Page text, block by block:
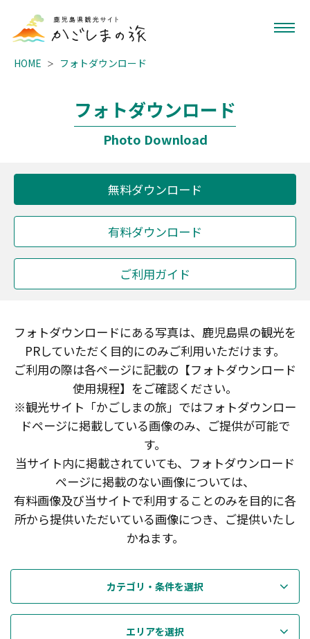
HOME フォトダウンロード
フォトダウンロード
Photo Download
無料ダウンロード
有料ダウンロード
ご利用ガイド
フォトダウンロードにある写真は、鹿児島県の観光を
PRしていただく目的にのみご利用いただけます。
ご利用の際は各ページに記載の【フォトダウンロード
使用規程】をご確認ください。
※観光サイト「かごしまの旅」ではフォトダウンロー
ドページに掲載している画像のみ、ご提供が可能で
す。
当サイト内に掲載されていても、フォトダウンロード
ページに掲載のない画像については、
有料画像及び当サイトで利用することのみを目的に各
所から提供いただいている画像につき、ご提供いたし
かねます。
カテゴリ・条件を選択
エリアを選択